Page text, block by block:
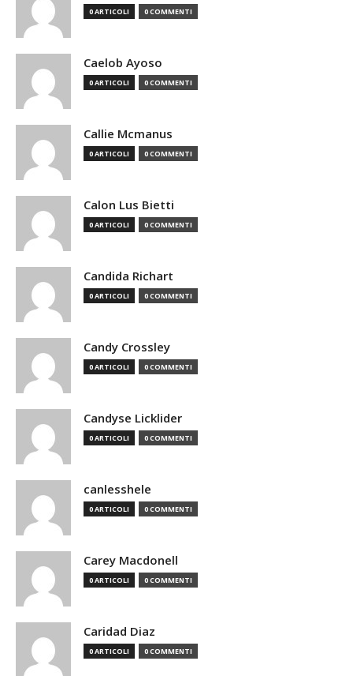
0 ARTICOLI 0 COMMENTI
Caelob Ayoso
0 ARTICOLI 0 COMMENTI
Callie Mcmanus
0 ARTICOLI 0 COMMENTI
Calon Lus Bietti
0 ARTICOLI 0 COMMENTI
Candida Richart
0 ARTICOLI 0 COMMENTI
Candy Crossley
0 ARTICOLI 0 COMMENTI
Candyse Licklider
0 ARTICOLI 0 COMMENTI
canlesshele
0 ARTICOLI 0 COMMENTI
Carey Macdonell
0 ARTICOLI 0 COMMENTI
Caridad Diaz
0 ARTICOLI 0 COMMENTI